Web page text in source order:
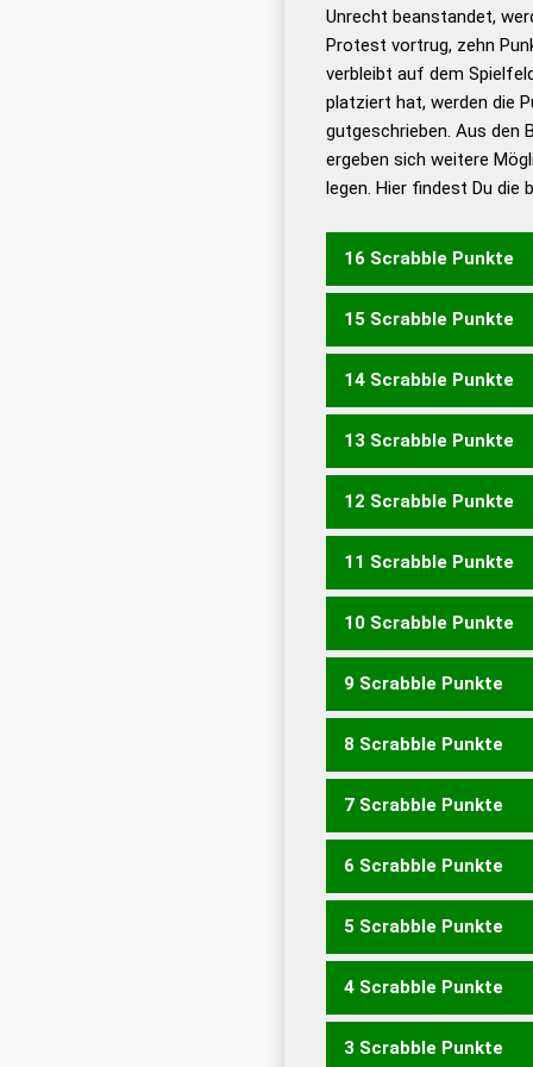
Universalwörterbuch
Unrecht beanstandet,
Protest vortrug, zehn
verbleibt auf dem
platziert hat, werden die
gutgeschrieben. Aus den
ergeben sich weitere
legen. Hier findest Du die
16 Scrabble Punkte
KICKERN KNICKEN
15 Scrabble Punkte
KICKEN KICKER
14 Scrabble Punkte
KICKE
13 Scrabble Punkte
KECK KICK
12 Scrabble Punkte
KINKEN NICKEN RICKEN
11 Scrabble Punkte
KIRKE RICKE
10 Scrabble Punkte
KIEK KINK NECK RECK
9 Scrabble Punkte
ECK KIRNEN RINKEN
8 Scrabble Punkte
KINNE KIRNE KNIEN
7 Scrabble Punkte
ERIC KEIN KENN KIEN
RINK
6 Scrabble Punkte
CER ICE KEN KIN KIR
5 Scrabble Punkte
INNER RINNE
4 Scrabble Punkte
IREN NEIN REIN RENN
3 Scrabble Punkte